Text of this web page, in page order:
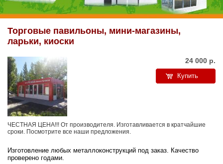
Торговые павильоны, мини-магазины,
ларьки, киоски
24 000 р.
Купить
ЧЕСТНАЯ ЦЕНА!!! От производителя. Изготавливается в кратчайшие
сроки. Посмотрите все наши предложения.
Изготовление любых металлоконструкций под заказ. Качество
проверено годами.